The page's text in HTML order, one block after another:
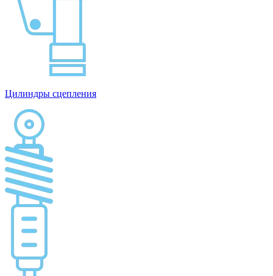
Цилиндры сцепления